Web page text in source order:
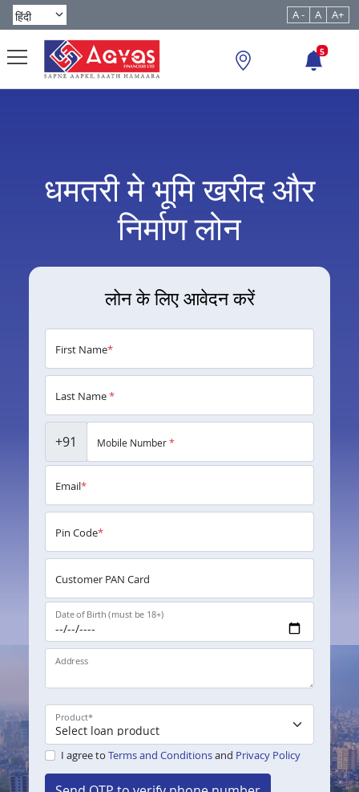
A - A A+
5
धमतरी मे भूमि खरीद और
निर्माण लोन
लोन के लिए आवेदन करें
First Name*
Last Name*
+91 Mobile Number*
Email*
Pin Code*
Customer PAN Card
Date of Birth (must be 18+)
Address
Product*
I agree to Terms and Conditionsand Privacy Policy